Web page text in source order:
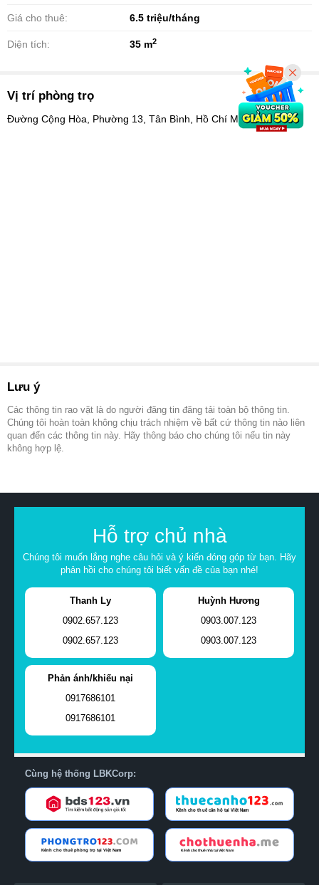
Giá cho thuê: 6.5 triệu/tháng
Diện tích: 35 m2
Vị trí phòng trọ
Đường Cộng Hòa, Phường 13, Tân Bình, Hồ Chí Minh
Lưu ý
Các thông tin rao vặt là do người đăng tin đăng tải toàn bộ thông tin.
Chúng tôi hoàn toàn không chịu trách nhiệm về bất cứ thông tin nào liên
quan đến các thông tin này. Hãy thông báo cho chúng tôi nếu tin này
không hợp lệ.
Hỗ trợ chủ nhà
Chúng tôi muốn lắng nghe câu hỏi và ý kiến đóng góp từ bạn. Hãy
phản hồi cho chúng tôi biết vấn đề của bạn nhé!
Thanh Ly
0902.657.123
0902.657.123
Huỳnh Hương
0903.007.123
0903.007.123
Phản ánh/khiếu nại
0917686101
0917686101
Cùng hệ thống LBKCorp: